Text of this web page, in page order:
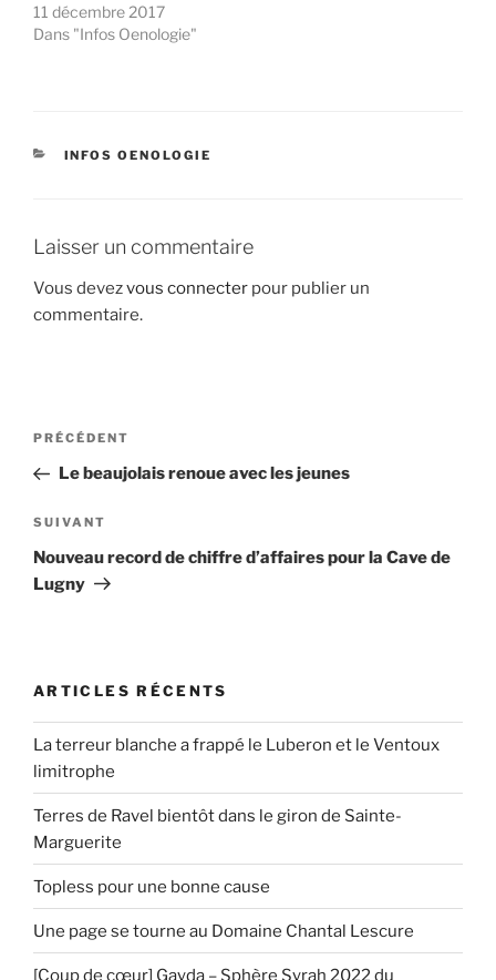
11 décembre 2017
Dans "Infos Oenologie"
CATÉGORIES
INFOS OENOLOGIE
Laisser un commentaire
Vous devezvous connecter pour publier un
commentaire.
Navigation
l’article
Article
précédent
PRÉCÉDENT
Le beaujolais renoue avec les jeunes
Article
suivant
SUIVANT
Nouveau record de chiffre d’affaires pour la Cave de
Lugny
ARTICLES RÉCENTS
La terreur blanche a frappé le Luberon et le Ventoux
limitrophe
Terres de Ravel bientôt dans le giron de Sainte-
Marguerite
Topless pour une bonne cause
Une page se tourne au Domaine Chantal Lescure
[Coup de cœur] Gayda – Sphère Syrah 2022 du